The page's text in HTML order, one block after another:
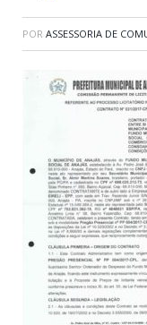
POR ASSESSORIA DE